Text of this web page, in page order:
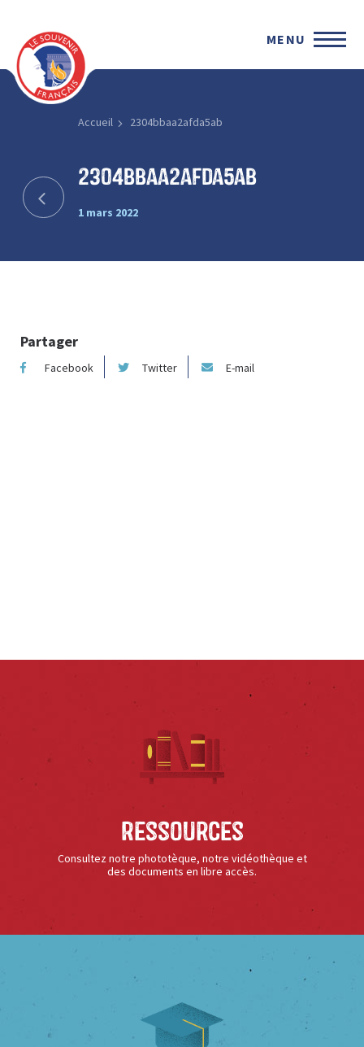
MENU
Accueil 2304bbaa2afda5ab
2304bbaa2afda5ab
1 mars 2022
Partager
Facebook Twitter E-mail
Ressources
Consultez notre phototèque, notre vidéothèque et
des documents en libre accès.